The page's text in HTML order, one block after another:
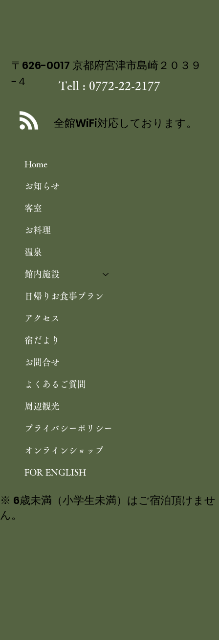
ーナーにて 茶六別館の食事処・四季膳
Home
お知らせ
客室
お料理
温泉
館内施設
日帰りお食事プラン
アクセス
宿だより
お問合せ
よくあるご質問
周辺観光
プライバシーポリシー
オンラインショップ
FOR ENGLISH
〒626-0017 京都府宮津市島崎２０３９
−４
Tell : 0772-22-2177
全館WiFi対応しております。
※ 6歳未満（小学生未満）はご宿泊頂けませ
ん。